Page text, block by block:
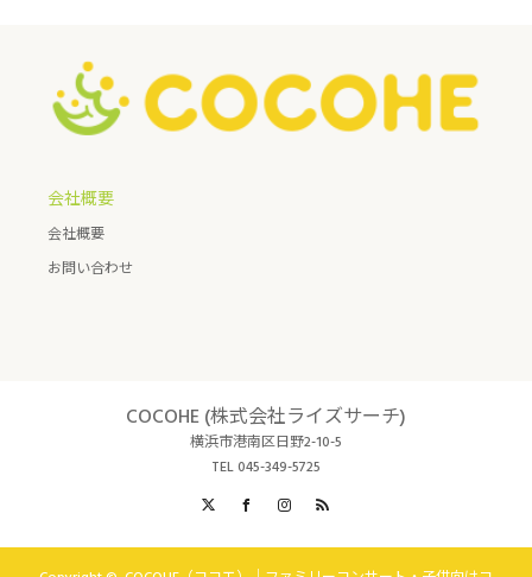
会社概要
会社概要
お問い合わせ
COCOHE (株式会社ライズサーチ)
横浜市港南区日野2-10-5
TEL 045-349-5725
FacebookInstagram